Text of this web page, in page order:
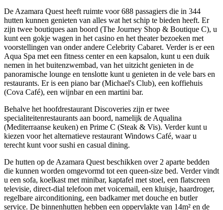
De Azamara Quest heeft ruimte voor 688 passagiers die in 344
hutten kunnen genieten van alles wat het schip te bieden heeft. Er
zijn twee boutiques aan boord (The Journey Shop & Boutique C), u
kunt een gokje wagen in het casino en het theater bezoeken met
voorstellingen van onder andere Celebrity Cabaret. Verder is er een
Aqua Spa met een fitness center en een kapsalon, kunt u een duik
nemen in het buitenzwembad, van het uitzicht genieten in de
panoramische lounge en tenslotte kunt u genieten in de vele bars en
restaurants. Er is een piano bar (Michael's Club), een koffiehuis
(Cova Café), een wijnbar en een martini bar.
Behalve het hoofdrestaurant Discoveries zijn er twee
specialiteitenrestaurants aan boord, namelijk de Aqualina
(Mediterraanse keuken) en Prime C (Steak & Vis). Verder kunt u
kiezen voor het alternatieve restaurant Windows Café, waar u
terecht kunt voor sushi en casual dining.
De hutten op de Azamara Quest beschikken over 2 aparte bedden
die kunnen worden omgevormd tot een queen-size bed. Verder vindt
u een sofa, koelkast met minibar, kaptafel met stoel, een flatscreen
televisie, direct-dial telefoon met voicemail, een kluisje, haardroger,
regelbare airconditioning, een badkamer met douche en butler
service. De binnenhutten hebben een oppervlakte van 14m² en de